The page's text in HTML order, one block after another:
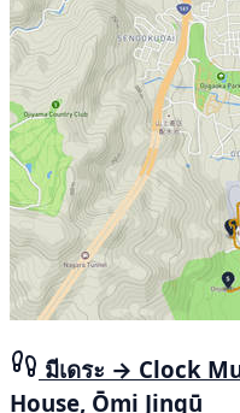
มีเดระ → Clock
House, Ōmi Jingū